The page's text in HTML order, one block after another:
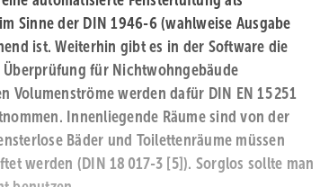
Sinne der DIN 1946-6 (wahlweise Ausgabe
ist. Weiterhin gibt es in der Software die
für Nichtwohngebäude
Volumenströme werden dafür DIN EN 15 251
Innenliegende Räume sind von der
Bäder und Toilettenräume müssen
werden (DIN 18 017-3 [5]). Sorglos sollte man